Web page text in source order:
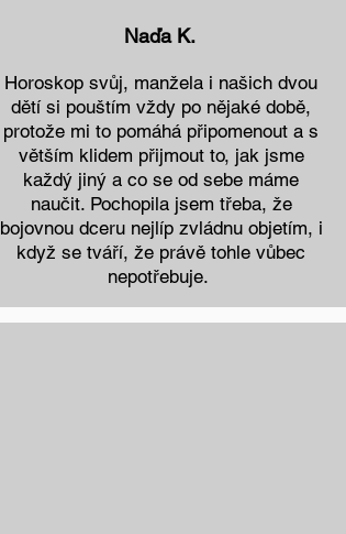
Naďa K.
Horoskop svůj, manžela i našich dvou
dětí si pouštím vždy po nějaké době,
protože mi to pomáhá připomenout a s
větším klidem přijmout to, jak jsme
každý jiný a co se od sebe máme
naučit. Pochopila jsem třeba, že
bojovnou dceru nejlíp zvládnu objetím, i
když se tváří, že právě tohle vůbec
nepotřebuje.